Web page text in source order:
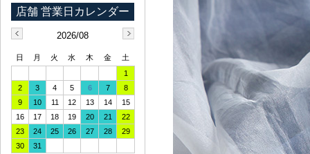
2026/08
日 月 火 水 木 金
土
1
2
3 4 5 6 7
8
9
10 11 12 13 14
15
16
17 18 19 20 21
22
23
24 25 26 27 28
29
30
31